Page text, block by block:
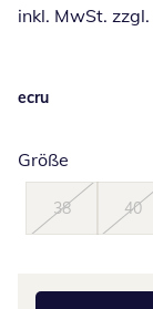
inkl. MwSt. zzgl.
ecru
Größe
38 40